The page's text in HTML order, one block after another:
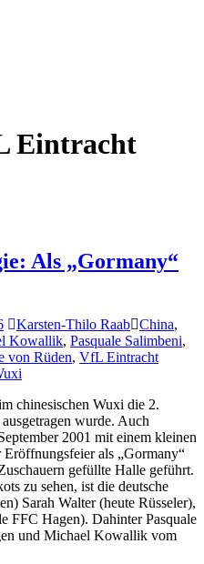
Eintracht
Als „Gormany“
Karsten-Thilo Raab China,
Kowallik, Pasquale Salimbeni,
von Rüden, VfL Eintracht
chinesischen Wuxi die 2.
wurde. Auch
2001 mit einem kleinen
als „Gormany“
gefüllte Halle geführt.
zu sehen, ist die deutsche
Sarah Walter (heute Rüsseler),
FFC Hagen). Dahinter Pasquale
und Michael Kowallik vom